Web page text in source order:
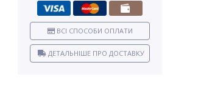
ВСІ СПОСОБИ ОПЛАТИ
ДЕТАЛЬНІШЕ ПРО ДОСТАВКУ